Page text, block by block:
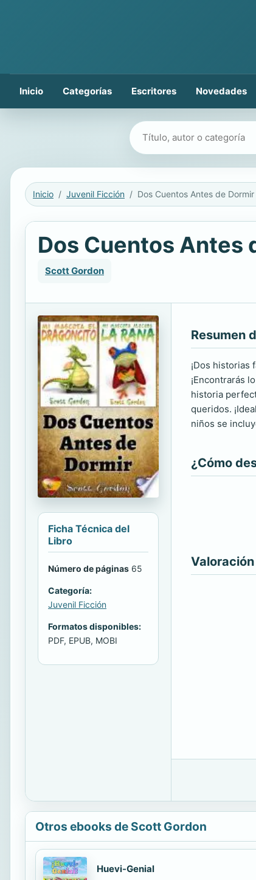
Inicio Categorías Escritores Novedades
Buscar libros
Inicio Juvenil Ficción Dos Cuentos Antes de Dormir
Dos Cuentos Antes
Scott Gordon
Ficha Técnica del
Libro
Número de páginas 65
Categoría:
Juvenil Ficción
Formatos disponibles:
PDF, EPUB, MOBI
Resumen
¡Dos historias
¡Encontrarás
historia
queridos.
niños se
¿Cómo
Valoración
Otros ebooks de Scott Gordon
Huevi-Genial